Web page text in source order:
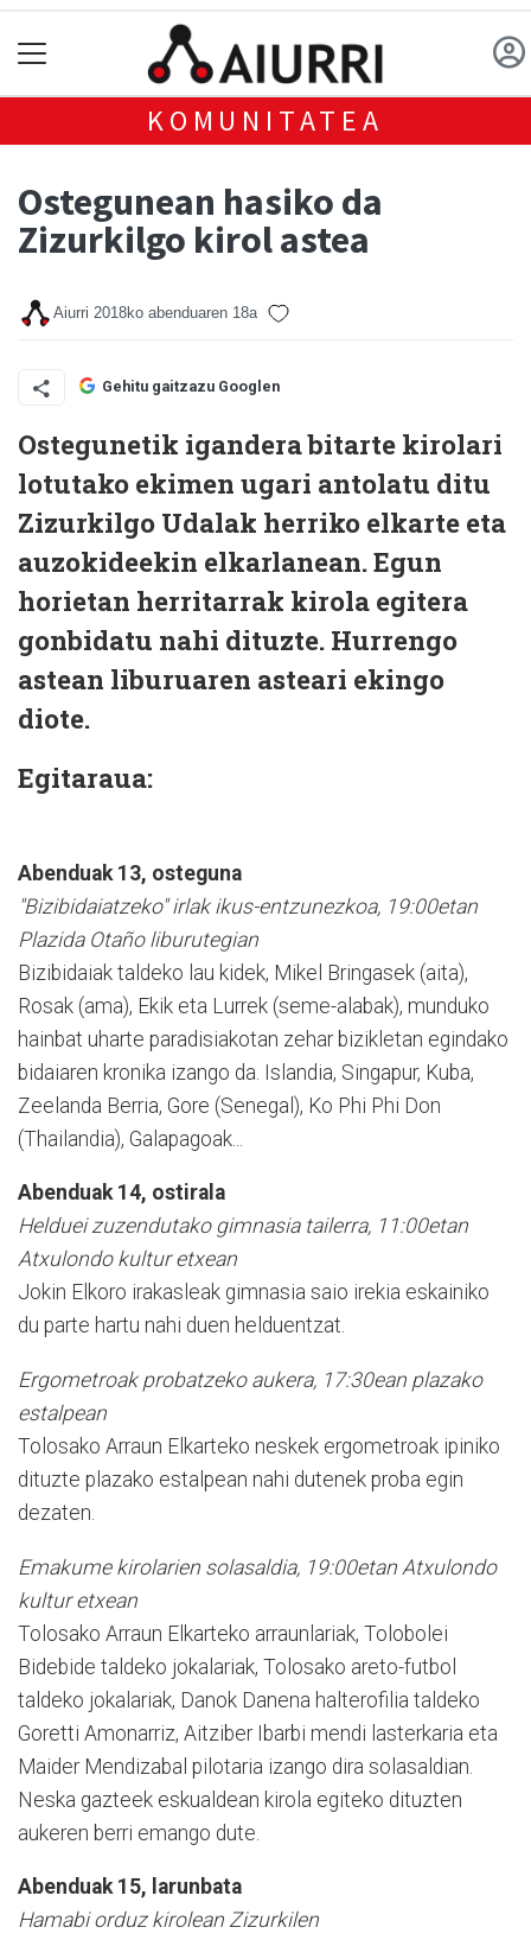
KOMUNITATEA
Ostegunean hasiko da
Zizurkilgo kirol astea
Aiurri 2018ko abenduaren 18a
Gehitu gaitzazu Googlen
Ostegunetik igandera bitarte kirolari
lotutako ekimen ugari antolatu ditu
Zizurkilgo Udalak herriko elkarte eta
auzokideekin elkarlanean. Egun
horietan herritarrak kirola egitera
gonbidatu nahi dituzte. Hurrengo
astean liburuaren asteari ekingo
diote.
Egitaraua:
Abenduak 13, osteguna
"Bizibidaiatzeko" irlak ikus-entzunezkoa, 19:00etan
Plazida Otaño liburutegian
Bizibidaiak taldeko lau kidek, Mikel Bringasek (aita),
Rosak (ama), Ekik eta Lurrek (seme-alabak), munduko
hainbat uharte paradisiakotan zehar bizikletan egindako
bidaiaren kronika izango da. Islandia, Singapur, Kuba,
Zeelanda Berria, Gore (Senegal), Ko Phi Phi Don
(Thailandia), Galapagoak...
Abenduak 14, ostirala
Helduei zuzendutako gimnasia tailerra, 11:00etan
Atxulondo kultur etxean
Jokin Elkoro irakasleak gimnasia saio irekia eskainiko
du parte hartu nahi duen helduentzat.
Ergometroak probatzeko aukera, 17:30ean plazako
estalpean
Tolosako Arraun Elkarteko neskek ergometroak ipiniko
dituzte plazako estalpean nahi dutenek proba egin
dezaten.
Emakume kirolarien solasaldia, 19:00etan Atxulondo
kultur etxean
Tolosako Arraun Elkarteko arraunlariak, Tolobolei
Bidebide taldeko jokalariak, Tolosako areto-futbol
taldeko jokalariak, Danok Danena halterofilia taldeko
Goretti Amonarriz, Aitziber Ibarbi mendi lasterkaria eta
Maider Mendizabal pilotaria izango dira solasaldian.
Neska gazteek eskualdean kirola egiteko dituzten
aukeren berri emango dute.
Abenduak 15, larunbata
Hamabi orduz kirolean Zizurkilen